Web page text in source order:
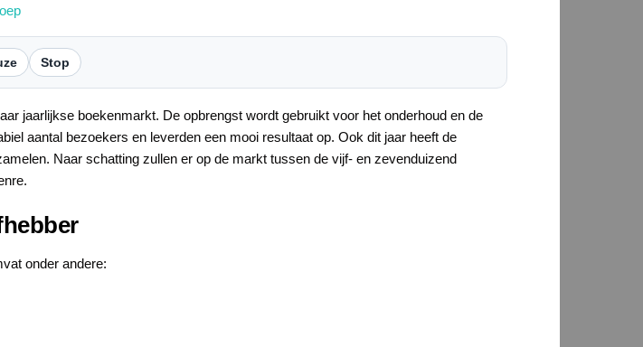
Stop
jaarlijkse boekenmarkt. De opbrengst wordt gebruikt voor het onderhoud en de
aantal bezoekers en leverden een mooi resultaat op. Ook dit jaar heeft de
Naar schatting zullen er op de markt tussen de vijf- en zevenduizend
onder andere: